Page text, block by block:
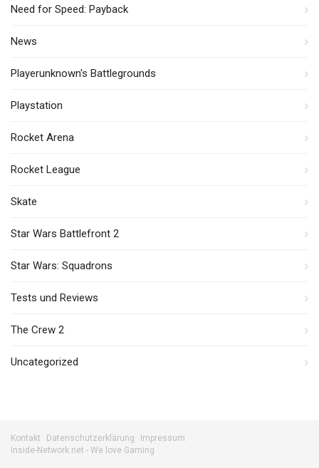
Need for Speed: Payback
News
Playerunknown's Battlegrounds
Playstation
Rocket Arena
Rocket League
Skate
Star Wars Battlefront 2
Star Wars: Squadrons
Tests und Reviews
The Crew 2
Uncategorized
Kontakt Datenschutzerklärung
Impressum
Inside-Network.net - We love Gaming